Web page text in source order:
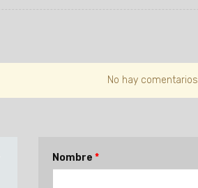
No hay comentarios
Nombre